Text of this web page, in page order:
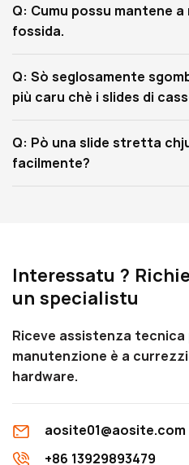
Q: Cumu possu mantene
fossida.
Q: Sò seglosamente
più caru chè i slides di
Q: Pò una slide stretta
facilmente?
Interessatu ?
un specialistu
Riceve assistenza
manutenzione è a
hardware.
aosite01@aosite.com
+86 13929893479